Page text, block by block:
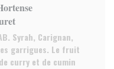
Syrah, Carignan,
garrigues. Le fruit
curry et de cumin